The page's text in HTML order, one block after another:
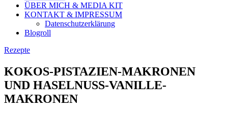
ÜBER MICH & MEDIA KIT
KONTAKT & IMPRESSUM
Datenschutzerklärung
Blogroll
Rezepte
KOKOS-PISTAZIEN-MAKRONEN
UND HASELNUSS-VANILLE-
MAKRONEN